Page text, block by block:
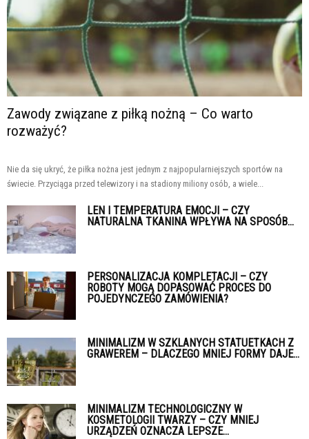
Zawody związane z piłką nożną – Co warto
rozważyć?
Nie da się ukryć, że piłka nożna jest jednym z najpopularniejszych sportów na
świecie. Przyciąga przed telewizory i na stadiony miliony osób, a wiele...
LEN I TEMPERATURA EMOCJI – CZY
NATURALNA TKANINA WPŁYWA NA SPOSÓB...
PERSONALIZACJA KOMPLETACJI – CZY
ROBOTY MOGĄ DOPASOWAĆ PROCES DO
POJEDYNCZEGO ZAMÓWIENIA?
MINIMALIZM W SZKLANYCH STATUETKACH Z
GRAWEREM – DLACZEGO MNIEJ FORMY DAJE...
MINIMALIZM TECHNOLOGICZNY W
KOSMETOLOGII TWARZY – CZY MNIEJ
URZĄDZEŃ OZNACZA LEPSZE...